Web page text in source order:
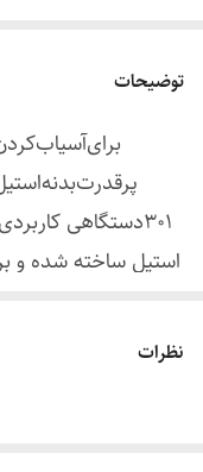
توضیحات
301دستگاهی
استیل ساخته شده و
استحکام بالا، از
نظرات